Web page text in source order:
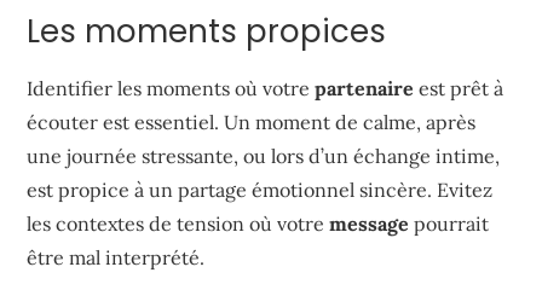
Les moments propices
Identifier les moments où votrepartenaire est prêt à
écouter est essentiel. Un moment de calme, après
une journée stressante, ou lors d’un échange intime,
est propice à un partage émotionnel sincère. Evitez
les contextes de tension où votremessage pourrait
être mal interprété.